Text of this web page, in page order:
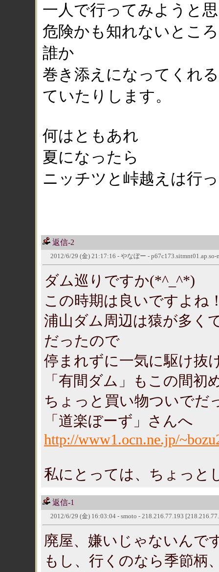
一人で行ってみようと
危険かも知れないとこ
誰か
巻き添えになってくれ
ていたりします。
何はともあれ
夏になったら
ニッチツと峠越えは行
返信-2
2012/6/29 (金) 21:17:16 - やなぼー -
ダム巡りですか(*^_^*)
この時期は良いですよね
浦山ダム周辺は猿が多く
だったので
停まれずに一気に駆け抜
「有間ダム」もこの間初
ちょっと買い物ついでだ
「道楽ぼーず」さんへ
http://www1.ocn.ne.jp/
私にとっては、ちょっと
返信-1
2012/6/29 (金) 16:03:04 - smoto - 218.216.77.193
廃屋、嫌いじゃないんで
もし、行くのなら季節柄